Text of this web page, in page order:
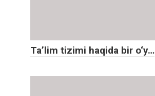
Ta’lim tizimi haqida bir o‘y…